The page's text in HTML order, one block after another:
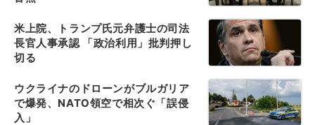
米上院、トランプ氏元弁護士の司法
長官人事承認 「政治利用」批判押し
切る
ウクライナのドローンがブルガリア
で爆発、NATO領空で相次ぐ「誤侵
入」